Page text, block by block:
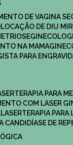
DE VAGINA
DE DIU
NA MAMA
PARA
PARA
COM LASER
LASERTERAPIA
CANDIDÍASE DE